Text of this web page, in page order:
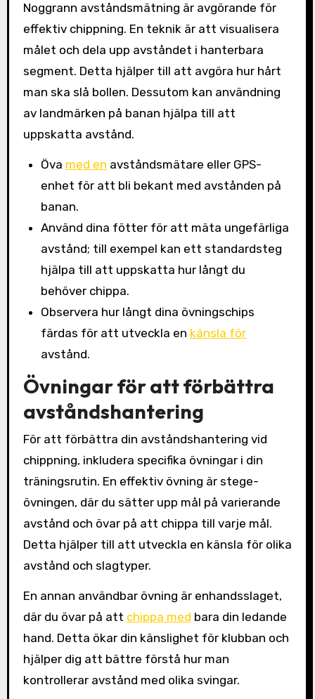
Noggrann avståndsmätning är avgörande för
effektiv chippning. En teknik är att visualisera
målet och dela upp avståndet i hanterbara
segment. Detta hjälper till att avgöra hur hårt
man ska slå bollen. Dessutom kan användning
av landmärken på banan hjälpa till att
uppskatta avstånd.
Öva med en avståndsmätare eller GPS-
enhet för att bli bekant med avstånden på
banan.
Använd dina fötter för att mäta ungefärliga
avstånd; till exempel kan ett standardsteg
hjälpa till att uppskatta hur långt du
behöver chippa.
Observera hur långt dina övningschips
färdas för att utveckla en känsla för
avstånd.
Övningar för att förbättra
avståndshantering
För att förbättra din avståndshantering vid
chippning, inkludera specifika övningar i din
träningsrutin. En effektiv övning är stege-
övningen, där du sätter upp mål på varierande
avstånd och övar på att chippa till varje mål.
Detta hjälper till att utveckla en känsla för olika
avstånd och slagtyper.
En annan användbar övning är enhandsslaget,
där du övar på att chippa med bara din ledande
hand. Detta ökar din känslighet för klubban och
hjälper dig att bättre förstå hur man
kontrollerar avstånd med olika svingar.